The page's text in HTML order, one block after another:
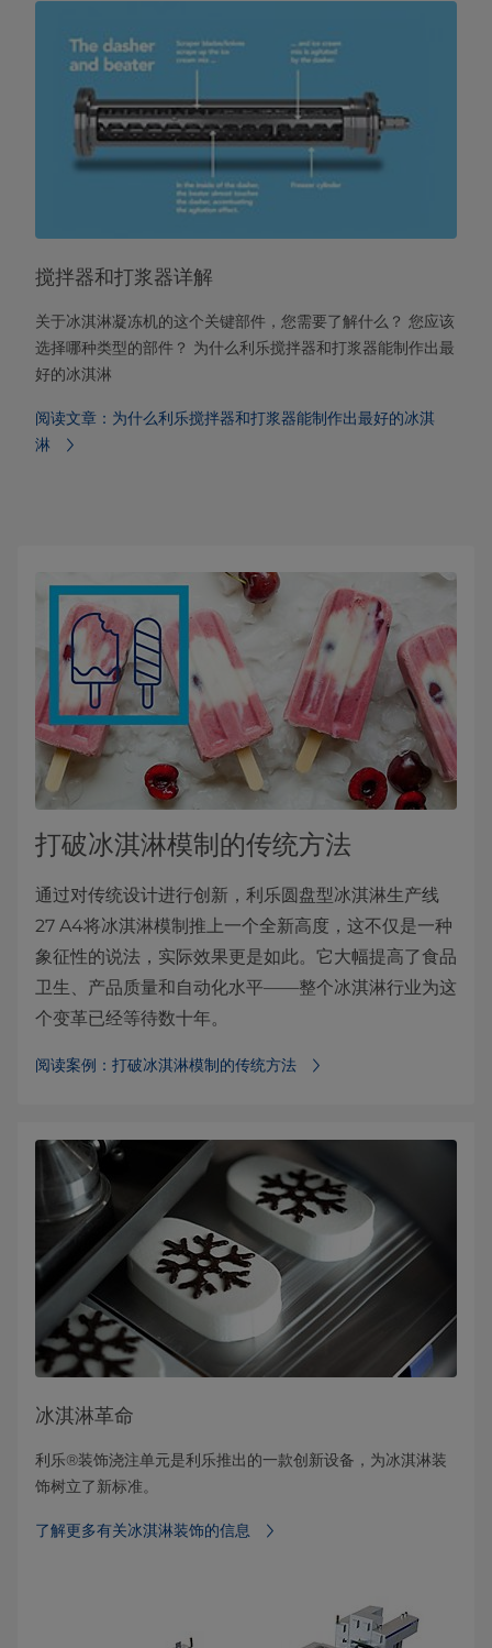
搅拌器和打浆器详解
关于冰淇淋凝冻机的这个关键部件，您需要了解什么？ 您应该
选择哪种类型的部件？ 为什么利乐搅拌器和打浆器能制作出最
好的冰淇淋
阅读文章：为什么利乐搅拌器和打浆器能制作出最好的冰淇
淋
打破冰淇淋模制的传统方法
通过对传统设计进行创新，利乐圆盘型冰淇淋生产线
27 A4将冰淇淋模制推上一个全新高度，这不仅是一种
象征性的说法，实际效果更是如此。它大幅提高了食品
卫生、产品质量和自动化水平——整个冰淇淋行业为这
个变革已经等待数十年。
阅读案例：打破冰淇淋模制的传统方法
冰淇淋革命
利乐®装饰浇注单元是利乐推出的一款创新设备，为冰淇淋装
饰树立了新标准。
了解更多有关冰淇淋装饰的信息